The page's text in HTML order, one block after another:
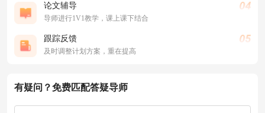
论文辅导
导师进行1V1教学，课上课下结合
跟踪反馈
及时调整计划方案，重在提高
有疑问？免费匹配答疑导师